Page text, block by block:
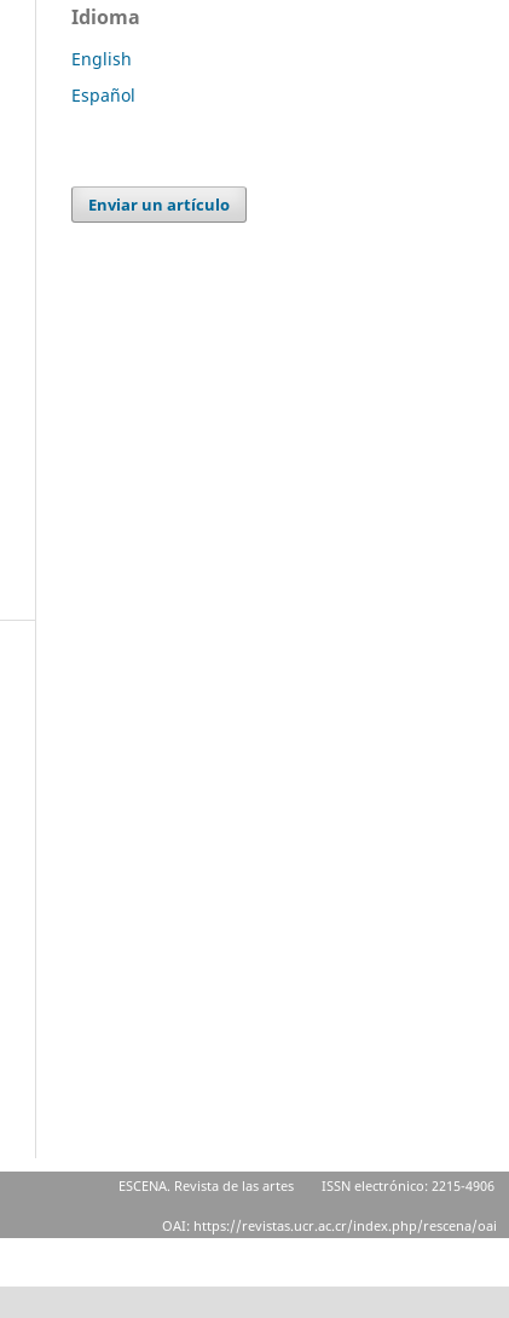
Idioma
English
Español
Enviar un artículo
ESCENA. Revista de las artes ISSN electrónico: 2215-4906
OAI: https://revistas.ucr.ac.cr/index.php/rescena/oai